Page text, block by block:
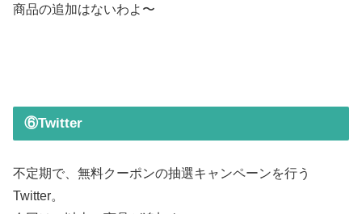
商品の追加はないわよ〜
⑥Twitter
不定期で、無料クーポンの抽選キャンペーンを行う
Twitter。